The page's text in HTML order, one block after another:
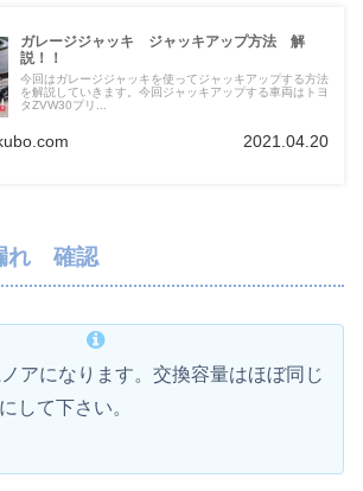
ガレージジャッキ ジャッキアップ方法 解
説！！
今回はガレージジャッキを使ってジャッキアップする方法
を解説していきます。今回ジャッキアップする車両はトヨ
タZVW30プリ...
2021.04.20
れ 確認
アになります。交換容量はほぼ同じ
して下さい。